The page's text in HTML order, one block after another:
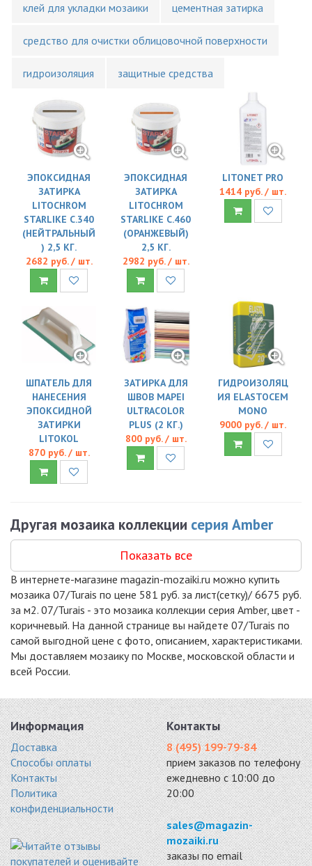
клей для укладки мозаики цементная затирка
средство для очистки облицовочной поверхности
гидроизоляция защитные средства
ЭПОКСИДНАЯ
ЗАТИРКА
LITOCHROM
STARLIKE C.340
(НЕЙТРАЛЬНЫЙ
) 2,5 КГ.
2682 руб. / шт.
ЭПОКСИДНАЯ
ЗАТИРКА
LITOCHROM
STARLIKE C.460
(ОРАНЖЕВЫЙ)
2,5 КГ.
2982 руб. / шт.
LITONET PRO
1414 руб. / шт.
ШПАТЕЛЬ ДЛЯ
НАНЕСЕНИЯ
ЭПОКСИДНОЙ
ЗАТИРКИ
LITOKOL
870 руб. / шт.
ЗАТИРКА ДЛЯ
ШВОВ MAPEI
ULTRACOLOR
PLUS (2 КГ.)
800 руб. / шт.
ГИДРОИЗОЛЯЦ
ИЯ ELASTOCEM
MONO
9000 руб. / шт.
Другая мозаика коллекции серия Amber
Показать все
В интернете-магазине magazin-mozaiki.ru можно купить
мозаика 07/Turais по цене 581 руб. за лист(сетку)/ 6675 руб.
за м2. 07/Turais - это мозаика коллекции серия Amber, цвет -
коричневый. На данной странице вы найдете 07/Turais по
самой выгодной цене с фото, описанием, характеристиками.
Мы доставляем мозаику по Москве, московской области и
всей России.
Информация
Доставка
Способы оплаты
Контакты
Политика
конфиденциальности
Контакты
8 (495) 199-79-84
прием заказов по телефону
ежедневно с 10:00 до
20:00
sales@magazin-
mozaiki.ru
заказы по email